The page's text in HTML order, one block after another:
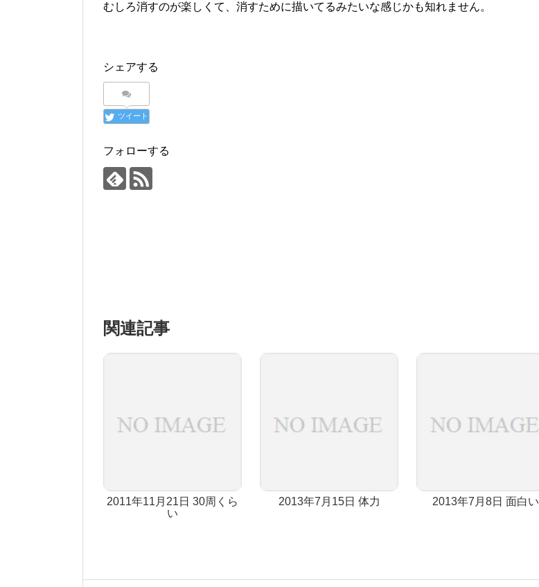
むしろ消すのが楽しくて、消すために描いてるみたいな感じかも知れません。
シェアする
ツイート
フォローする
関連記事
2011年11月21日 30周くら
い
2013年7月15日 体力 2013年7月8日 面白い